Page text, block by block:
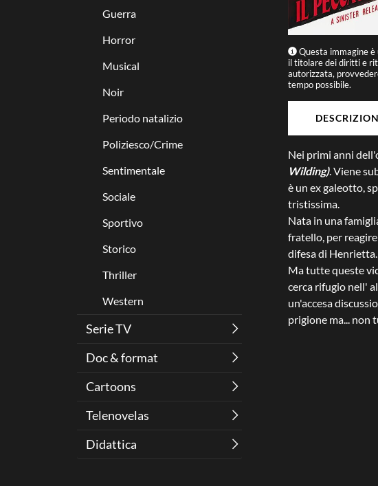
Guerra
Horror
Musical
Noir
Periodo natalizio
Poliziesco/Crime
Sentimentale
Sociale
Sportivo
Storico
Thriller
Western
Serie TV
Doc & format
Cartoons
Telenovelas
Didattica
Questa immagine è
il titolare dei diritti e
autorizzata,
tempo possibile.
Nei primi anni
Wilding). Viene
è un ex galeotto,
tristissima.
Nata in una
fratello, per
difesa di
Ma tutte queste
cerca rifugio nell'
un'accesa
prigione ma... non